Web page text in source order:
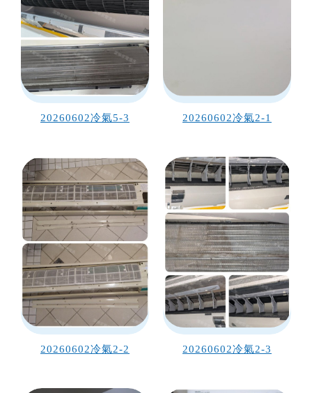
20260602冷氣5-3 20260602冷氣2-1
20260602冷氣2-2 20260602冷氣2-3